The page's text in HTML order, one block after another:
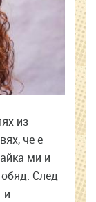
из
че е
ми и
След
и